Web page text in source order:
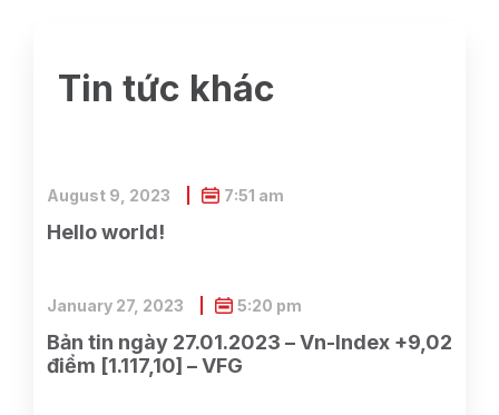
Tin tức khác
Hello world!
August 9, 2023 7:51 am
Bản tin ngày 27.01.2023 – Vn-Index +9,02
điểm [1.117,10] – VFG
January 27, 2023 5:20 pm